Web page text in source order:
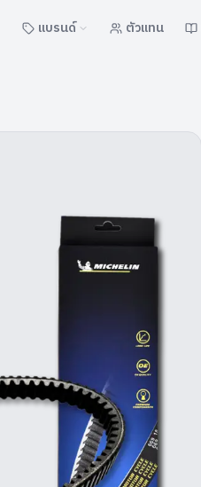
แบรนด์ ตัวแทน